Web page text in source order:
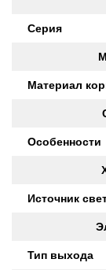
Серия
Материал
Особенности
Источник
Тип выхода